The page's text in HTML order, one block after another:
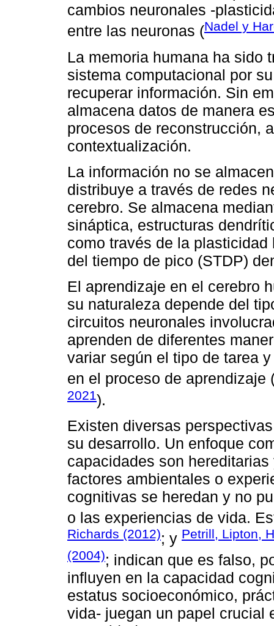
cambios neuronales -
entre las neuronas (Nadel y
La memoria humana ha sido
sistema computacional por
recuperar información. Sin
almacena datos de manera
procesos de reconstrucción,
contextualización.
La información no se
distribuye a través de redes
cerebro. Se almacena
sináptica, estructuras
como través de la
del tiempo de pico (STDP)
El aprendizaje en el cerebro
su naturaleza depende del
circuitos neuronales
aprenden de diferentes
variar según el tipo de tarea
en el proceso de aprendizaje
2021).
Existen diversas
su desarrollo. Un enfoque
capacidades son
factores ambientales o
cognitivas se heredan y no
o las experiencias de vida.
Richards (2012); y Petrill, Lipton,
(2004); indican que es falso,
influyen en la capacidad
estatus socioeconómico,
vida- juegan un papel crucial